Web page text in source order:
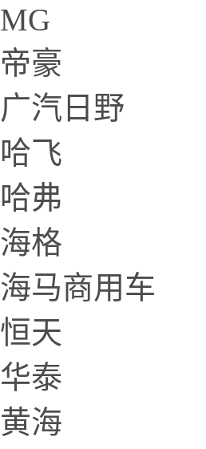
MG
帝豪
广汽日野
哈飞
哈弗
海格
海马商用车
恒天
华泰
黄海